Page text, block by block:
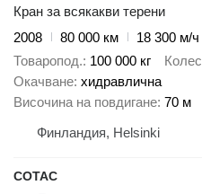
Кран за всякакви терени
2008
80 000 км
18 300 м/ч
Товаропод. 100 000 кг
Окачване хидравлична
Височина на повдигане 70 м
Финландия, Helsinki
COTAC